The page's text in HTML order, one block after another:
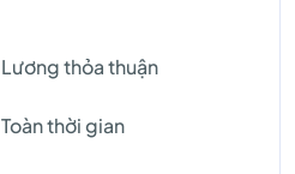
Lương thỏa thuận
Toàn thời gian